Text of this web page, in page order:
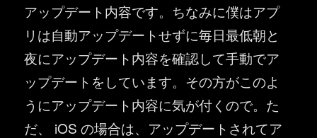
アップデート内容です。ちなみに僕はアプ
リは自動アップデートせずに毎日最低朝と
夜にアップデート内容を確認して手動でア
ップデートをしています。その方がこのよ
うにアップデート内容に気が付くので。た
だ、 iOS の場合は、アップデートされてア